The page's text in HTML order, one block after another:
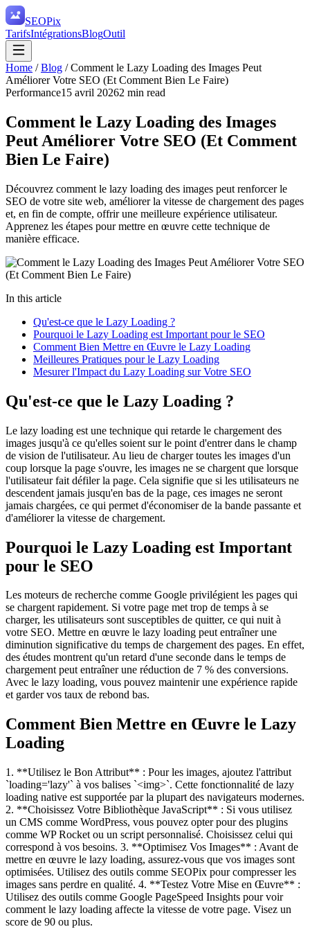
SEOPix
TarifsIntégrationsBlogOutil
Home /Blog /Comment le Lazy Loading des Images Peut
Améliorer Votre SEO (Et Comment Bien Le Faire)
Performance15 avril 20262 min read
Comment le Lazy Loading des Images
Peut Améliorer Votre SEO (Et Comment
Bien Le Faire)
Découvrez comment le lazy loading des images peut renforcer le
SEO de votre site web, améliorer la vitesse de chargement des pages
et, en fin de compte, offrir une meilleure expérience utilisateur.
Apprenez les étapes pour mettre en œuvre cette technique de
manière efficace.
In this article
Qu'est-ce que le Lazy Loading ?
Pourquoi le Lazy Loading est Important pour le SEO
Comment Bien Mettre en Œuvre le Lazy Loading
Meilleures Pratiques pour le Lazy Loading
Mesurer l'Impact du Lazy Loading sur Votre SEO
Qu'est-ce que le Lazy Loading ?
Le lazy loading est une technique qui retarde le chargement des
images jusqu'à ce qu'elles soient sur le point d'entrer dans le champ
de vision de l'utilisateur. Au lieu de charger toutes les images d'un
coup lorsque la page s'ouvre, les images ne se chargent que lorsque
l'utilisateur fait défiler la page. Cela signifie que si les utilisateurs ne
descendent jamais jusqu'en bas de la page, ces images ne seront
jamais chargées, ce qui permet d'économiser de la bande passante et
d'améliorer la vitesse de chargement.
Pourquoi le Lazy Loading est Important
pour le SEO
Les moteurs de recherche comme Google privilégient les pages qui
se chargent rapidement. Si votre page met trop de temps à se
charger, les utilisateurs sont susceptibles de quitter, ce qui nuit à
votre SEO. Mettre en œuvre le lazy loading peut entraîner une
diminution significative du temps de chargement des pages. En effet,
des études montrent qu'un retard d'une seconde dans le temps de
chargement peut entraîner une réduction de 7 % des conversions.
Avec le lazy loading, vous pouvez maintenir une expérience rapide
et garder vos taux de rebond bas.
Comment Bien Mettre en Œuvre le Lazy
Loading
1. **Utilisez le Bon Attribut** : Pour les images, ajoutez l'attribut
`loading='lazy'` à vos balises `<img>`. Cette fonctionnalité de lazy
loading native est supportée par la plupart des navigateurs modernes.
2. **Choisissez Votre Bibliothèque JavaScript** : Si vous utilisez
un CMS comme WordPress, vous pouvez opter pour des plugins
comme WP Rocket ou un script personnalisé. Choisissez celui qui
correspond à vos besoins. 3. **Optimisez Vos Images** : Avant de
mettre en œuvre le lazy loading, assurez-vous que vos images sont
optimisées. Utilisez des outils comme SEOPix pour compresser les
images sans perdre en qualité. 4. **Testez Votre Mise en Œuvre** :
Utilisez des outils comme Google PageSpeed Insights pour voir
comment le lazy loading affecte la vitesse de votre page. Visez un
score de 90 ou plus.